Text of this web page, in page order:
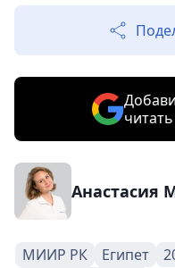
Анастасия
МИИР РК Египет